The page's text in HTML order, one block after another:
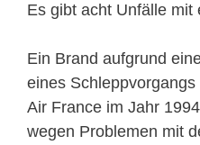
Es gibt acht Unfälle mit
Ein Brand aufgrund
eines
Air France im Jahr
wegen Problemen mit